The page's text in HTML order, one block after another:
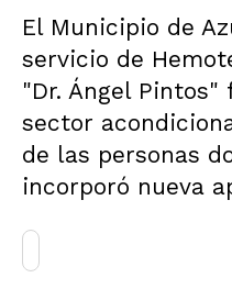
El Municipio de
servicio de
"Dr. Ángel
sector
de las personas
incorporó nueva